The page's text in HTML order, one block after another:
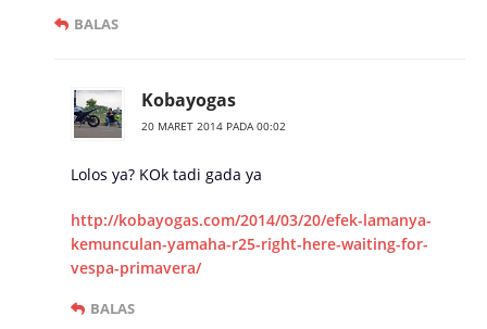
BALAS
Kobayogas
20 MARET 2014 PADA 00:02
Lolos ya? KOk tadi gada ya
http://kobayogas.com/2014/03/20/efek-lamanya-
kemunculan-yamaha-r25-right-here-waiting-for-
vespa-primavera/
BALAS